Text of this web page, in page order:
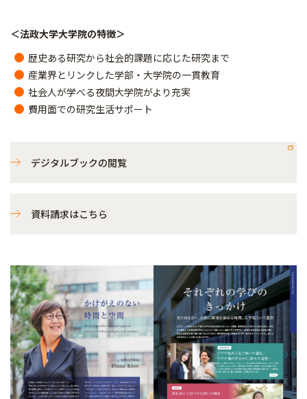
＜法政大学大学院の特徴＞
歴史ある研究から社会的課題に応じた研究まで
産業界とリンクした学部・大学院の一貫教育
社会人が学べる夜間大学院がより充実
費用面での研究生活サポート
デジタルブックの閲覧
資料請求はこちら